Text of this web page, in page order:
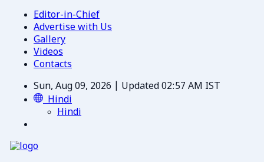
Editor-in-Chief
Advertise with Us
Gallery
Videos
Contacts
Sun, Aug 09, 2026 | Updated 02:57 AM IST
Hindi
Hindi